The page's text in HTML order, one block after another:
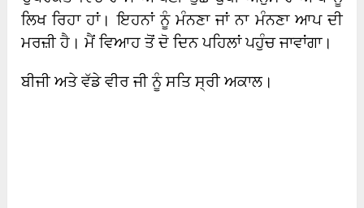
ਲਿਖ ਰਿਹਾ ਹਾਂ। ਇਹਨਾਂ ਨੂੰ ਮੰਨਣਾ ਜਾਂ ਨਾ ਮੰਨਣਾ ਆਪ ਦੀ
ਮਰਜ਼ੀ ਹੈ। ਮੈਂ ਵਿਆਹ ਤੋਂ ਦੋ ਦਿਨ ਪਹਿਲਾਂ ਪਹੁੰਚ ਜਾਵਾਂਗਾ।
ਬੀਜੀ ਅਤੇ ਵੱਡੇ ਵੀਰ ਜੀ ਨੂੰ ਸਤਿ ਸ੍ਰੀ ਅਕਾਲ।